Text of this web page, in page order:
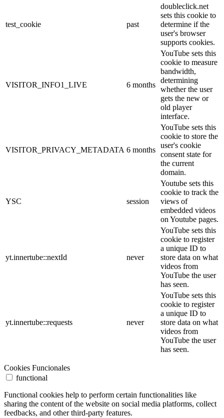
test_cookie past
doubleclick.net
sets this cookie to
determine if the
user's browser
supports cookies.
VISITOR_INFO1_LIVE 6 months
YouTube sets this
cookie to measure
bandwidth,
determining
whether the user
gets the new or
old player
interface.
VISITOR_PRIVACY_METADATA 6 months
YouTube sets this
cookie to store the
user's cookie
consent state for
the current
domain.
YSC session
Youtube sets this
cookie to track the
views of
embedded videos
on Youtube pages.
yt.innertube::nextId never
YouTube sets this
cookie to register
a unique ID to
store data on what
videos from
YouTube the user
has seen.
yt.innertube::requests never
YouTube sets this
cookie to register
a unique ID to
store data on what
videos from
YouTube the user
has seen.
Cookies Funcionales
functional
Functional cookies help to perform certain functionalities like
sharing the content of the website on social media platforms, collect
feedbacks, and other third-party features.